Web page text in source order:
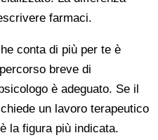
farmaci.
conta di più per te è
breve di
è adeguato. Se il
un lavoro terapeutico
la figura più indicata.